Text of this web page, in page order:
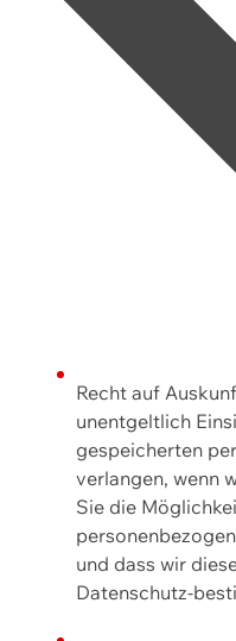
Recht auf
unentgeltlich
gespeicherten
verlangen, wenn
Sie die
und dass wir
Datenschutz-